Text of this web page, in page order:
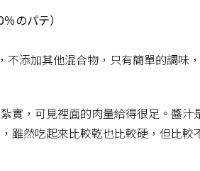
のパテ）
不添加其他混合物，只有簡單的調味
實，可見裡面的肉量給得很足。醬
雖然吃起來比較乾也比較硬，但比較